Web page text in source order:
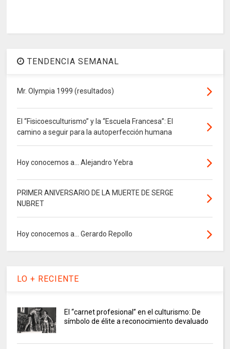
TENDENCIA SEMANAL
Mr. Olympia 1999 (resultados)
El “Fisicoesculturismo” y la “Escuela Francesa”: El
camino a seguir para la autoperfección humana
Hoy conocemos a... Alejandro Yebra
PRIMER ANIVERSARIO DE LA MUERTE DE SERGE
NUBRET
Hoy conocemos a... Gerardo Repollo
LO + RECIENTE
El “carnet profesional” en el culturismo: De
símbolo de élite a reconocimiento devaluado